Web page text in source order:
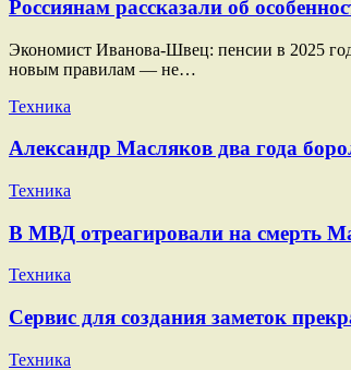
Россиянам рассказали об
Экономист Иванова-Швец: пенсии в 2025
новым правилам — не…
Техника
Александр Масляков два года
Техника
В МВД отреагировали на смерть
Техника
Сервис для создания заметок
Техника